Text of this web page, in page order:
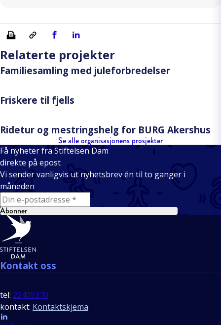
Skriv ut Kopiera länkDel på Facebook
Del på Linkedin
Relaterte projekter
Familiesamling med juleforbredelser
Friskere til fjells
Ridetur og mestringshelg for BURG Akershus
Se alle organisasjonens prosjekter
Få nyheter fra Stiftelsen Dam
direkte på epost
Vi sender vanligvis ut nyhetsbrev én til to ganger i
måneden
E-mail
Abonner
Bunntekst
Kontakt oss
tel: 22405370
kontakt: Kontaktskjema
Follow us